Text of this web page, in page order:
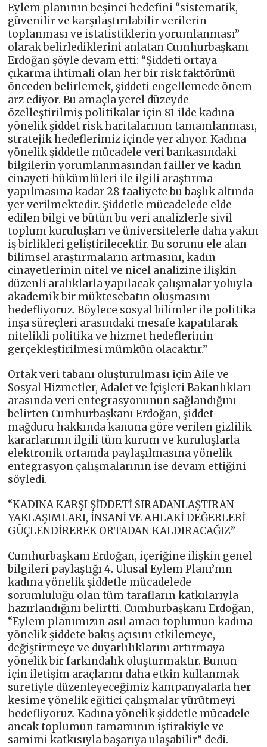
Eylem planının beşinci hedefini “sistematik,
güvenilir ve karşılaştırılabilir verilerin
toplanması ve istatistiklerin yorumlanması”
olarak belirlediklerini anlatan Cumhurbaşkanı
Erdoğan şöyle devam etti: “Şiddeti ortaya
çıkarma ihtimali olan her bir risk faktörünü
önceden belirlemek, şiddeti engellemede önem
arz ediyor. Bu amaçla yerel düzeyde
özelleştirilmiş politikalar için 81 ilde kadına
yönelik şiddet risk haritalarının tamamlanması,
stratejik hedeflerimiz içinde yer alıyor. Kadına
yönelik şiddetle mücadele veri bankasındaki
bilgilerin yorumlanmasından failler ve kadın
cinayeti hükümlüleri ile ilgili araştırma
yapılmasına kadar 28 faaliyete bu başlık altında
yer verilmektedir. Şiddetle mücadelede elde
edilen bilgi ve bütün bu veri analizlerle sivil
toplum kuruluşları ve üniversitelerle daha yakın
iş birlikleri geliştirilecektir. Bu sorunu ele alan
bilimsel araştırmaların artmasını, kadın
cinayetlerinin nitel ve nicel analizine ilişkin
düzenli aralıklarla yapılacak çalışmalar yoluyla
akademik bir müktesebatın oluşmasını
hedefliyoruz. Böylece sosyal bilimler ile politika
inşa süreçleri arasındaki mesafe kapatılarak
nitelikli politika ve hizmet hedeflerinin
gerçekleştirilmesi mümkün olacaktır.”
Ortak veri tabanı oluşturulması için Aile ve
Sosyal Hizmetler, Adalet ve İçişleri Bakanlıkları
arasında veri entegrasyonunun sağlandığını
belirten Cumhurbaşkanı Erdoğan, şiddet
mağduru hakkında kanuna göre verilen gizlilik
kararlarının ilgili tüm kurum ve kuruluşlarla
elektronik ortamda paylaşılmasına yönelik
entegrasyon çalışmalarının ise devam ettiğini
söyledi.
“KADINA KARŞI ŞİDDETİ SIRADANLAŞTIRAN
YAKLAŞIMLARI, İNSANİ VE AHLAKİ DEĞERLERİ
GÜÇLENDİREREK ORTADAN KALDIRACAĞIZ”
Cumhurbaşkanı Erdoğan, içeriğine ilişkin genel
bilgileri paylaştığı 4. Ulusal Eylem Planı’nın
kadına yönelik şiddetle mücadelede
sorumluluğu olan tüm tarafların katkılarıyla
hazırlandığını belirtti. Cumhurbaşkanı Erdoğan,
“Eylem planımızın asıl amacı toplumun kadına
yönelik şiddete bakış açısını etkilemeye,
değiştirmeye ve duyarlılıklarını artırmaya
yönelik bir farkındalık oluşturmaktır. Bunun
için iletişim araçlarını daha etkin kullanmak
suretiyle düzenleyeceğimiz kampanyalarla her
kesime yönelik eğitici çalışmalar yürütmeyi
hedefliyoruz. Kadına yönelik şiddetle mücadele
ancak toplumun tamamının iştirakiyle ve
samimi katkısıyla başarıya ulaşabilir” dedi.